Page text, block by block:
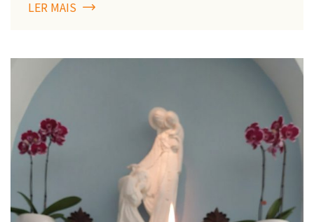
LER MAIS